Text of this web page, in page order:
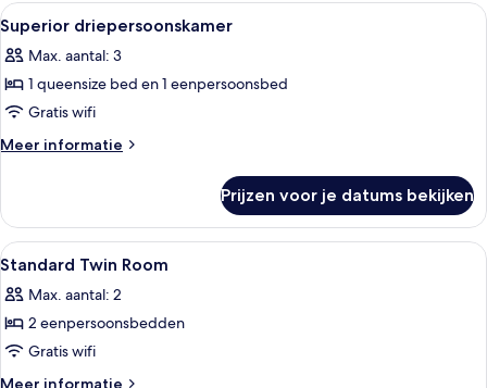
Alle
foto's
voor
Superior
driepersoonskamer
laden
Hotelkamer met een groot bed, een
4
Superior driepersoonskamer
Max. aantal: 3
1 queensize bed en 1 eenpersoonsbed
Gratis wifi
Meer informatie
Meer
driepersoonskamer
Prijzen voor je datums bekijken
Alle
foto's
voor
Standard
Twin
Room
Hypoallergeen beddengoed, een
6
Standard Twin Room
Max. aantal: 2
2 eenpersoonsbedden
Gratis wifi
Meer informatie
Meer